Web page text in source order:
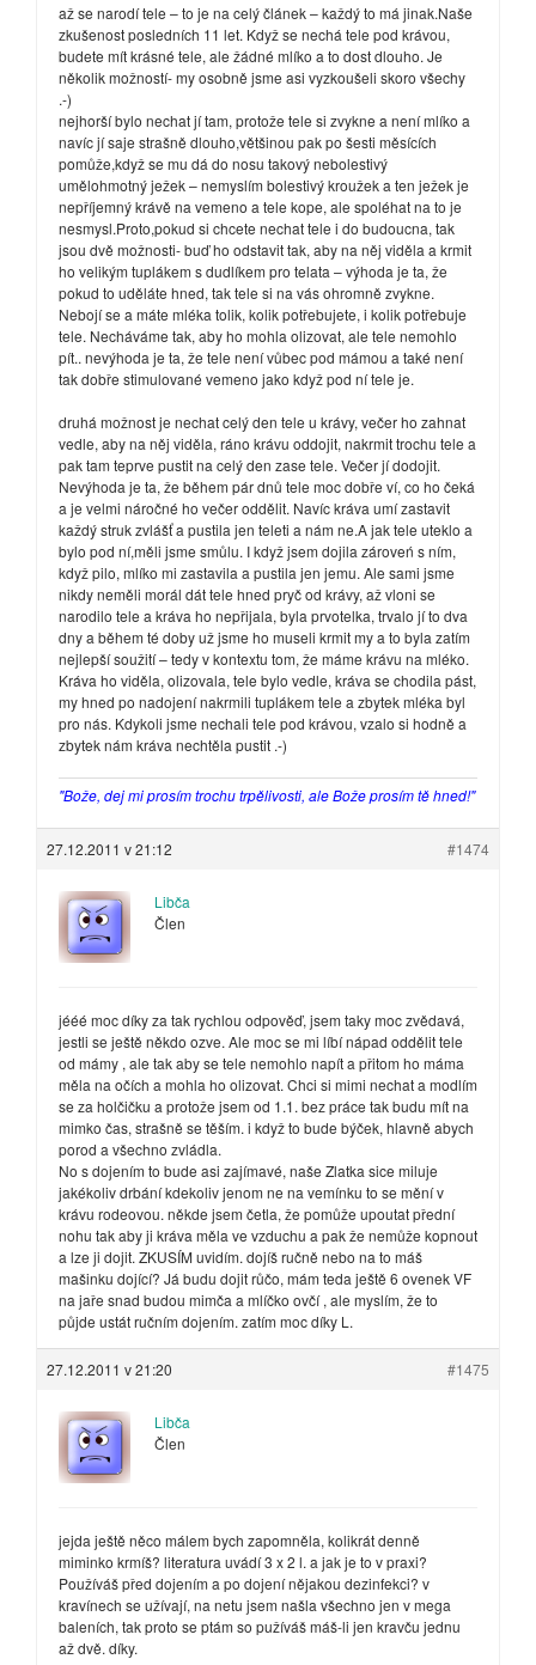
až se narodí tele – to je na celý článek – každý to má jinak.Naše
zkušenost posledních 11 let. Když se nechá tele pod krávou,
budete mít krásné tele, ale žádné mlíko a to dost dlouho. Je
několik možností- my osobně jsme asi vyzkoušeli skoro všechy
.-)
nejhorší bylo nechat jí tam, protože tele si zvykne a není mlíko a
navíc jí saje strašně dlouho,většinou pak po šesti měsících
pomůže,když se mu dá do nosu takový nebolestivý
umělohmotný ježek – nemyslím bolestivý kroužek a ten ježek je
nepříjemný krávě na vemeno a tele kope, ale spoléhat na to je
nesmysl.Proto,pokud si chcete nechat tele i do budoucna, tak
jsou dvě možnosti- buď ho odstavit tak, aby na něj viděla a krmit
ho velikým tuplákem s dudlíkem pro telata – výhoda je ta, že
pokud to uděláte hned, tak tele si na vás ohromně zvykne.
Nebojí se a máte mléka tolik, kolik potřebujete, i kolik potřebuje
tele. Necháváme tak, aby ho mohla olizovat, ale tele nemohlo
pít.. nevýhoda je ta, že tele není vůbec pod mámou a také není
tak dobře stimulované vemeno jako když pod ní tele je.
druhá možnost je nechat celý den tele u krávy, večer ho zahnat
vedle, aby na něj viděla, ráno krávu oddojit, nakrmit trochu tele a
pak tam teprve pustit na celý den zase tele. Večer jí dodojit.
Nevýhoda je ta, že během pár dnů tele moc dobře ví, co ho čeká
a je velmi náročné ho večer oddělit. Navíc kráva umí zastavit
každý struk zvlášť a pustila jen teleti a nám ne.A jak tele uteklo a
bylo pod ní,měli jsme smůlu. I když jsem dojila zároveń s ním,
když pilo, mlíko mi zastavila a pustila jen jemu. Ale sami jsme
nikdy neměli morál dát tele hned pryč od krávy, až vloni se
narodilo tele a kráva ho nepřijala, byla prvotelka, trvalo jí to dva
dny a během té doby už jsme ho museli krmit my a to byla zatím
nejlepší soužití – tedy v kontextu tom, že máme krávu na mléko.
Kráva ho viděla, olizovala, tele bylo vedle, kráva se chodila pást,
my hned po nadojení nakrmili tuplákem tele a zbytek mléka byl
pro nás. Kdykoli jsme nechali tele pod krávou, vzalo si hodně a
zbytek nám kráva nechtěla pustit .-)
"Bože, dej mi prosím trochu trpělivosti, ale Bože prosím tě hned!"
27.12.2011 v 21:12 #1474
Libča
Člen
jééé moc díky za tak rychlou odpověď, jsem taky moc zvědavá,
jestli se ještě někdo ozve. Ale moc se mi líbí nápad oddělit tele
od mámy , ale tak aby se tele nemohlo napít a přitom ho máma
měla na očích a mohla ho olizovat. Chci si mimi nechat a modlím
se za holčičku a protože jsem od 1.1. bez práce tak budu mít na
mimko čas, strašně se těším. i když to bude býček, hlavně abych
porod a všechno zvládla.
No s dojením to bude asi zajímavé, naše Zlatka sice miluje
jakékoliv drbání kdekoliv jenom ne na vemínku to se mění v
krávu rodeovou. někde jsem četla, že pomůže upoutat přední
nohu tak aby ji kráva měla ve vzduchu a pak že nemůže kopnout
a lze ji dojit. ZKUSÍM uvidím. dojíš ručně nebo na to máš
mašinku dojící? Já budu dojit růčo, mám teda ještě 6 ovenek VF
na jaře snad budou mimča a mlíčko ovčí , ale myslím, že to
půjde ustát ručním dojením. zatím moc díky L.
27.12.2011 v 21:20 #1475
Libča
Člen
jejda ještě něco málem bych zapomněla, kolikrát denně
miminko krmíš? literatura uvádí 3 x 2 l. a jak je to v praxi?
Používáš před dojením a po dojení nějakou dezinfekci? v
kravínech se užívají, na netu jsem našla všechno jen v mega
baleních, tak proto se ptám so pužíváš máš-li jen kravču jednu
až dvě. díky.